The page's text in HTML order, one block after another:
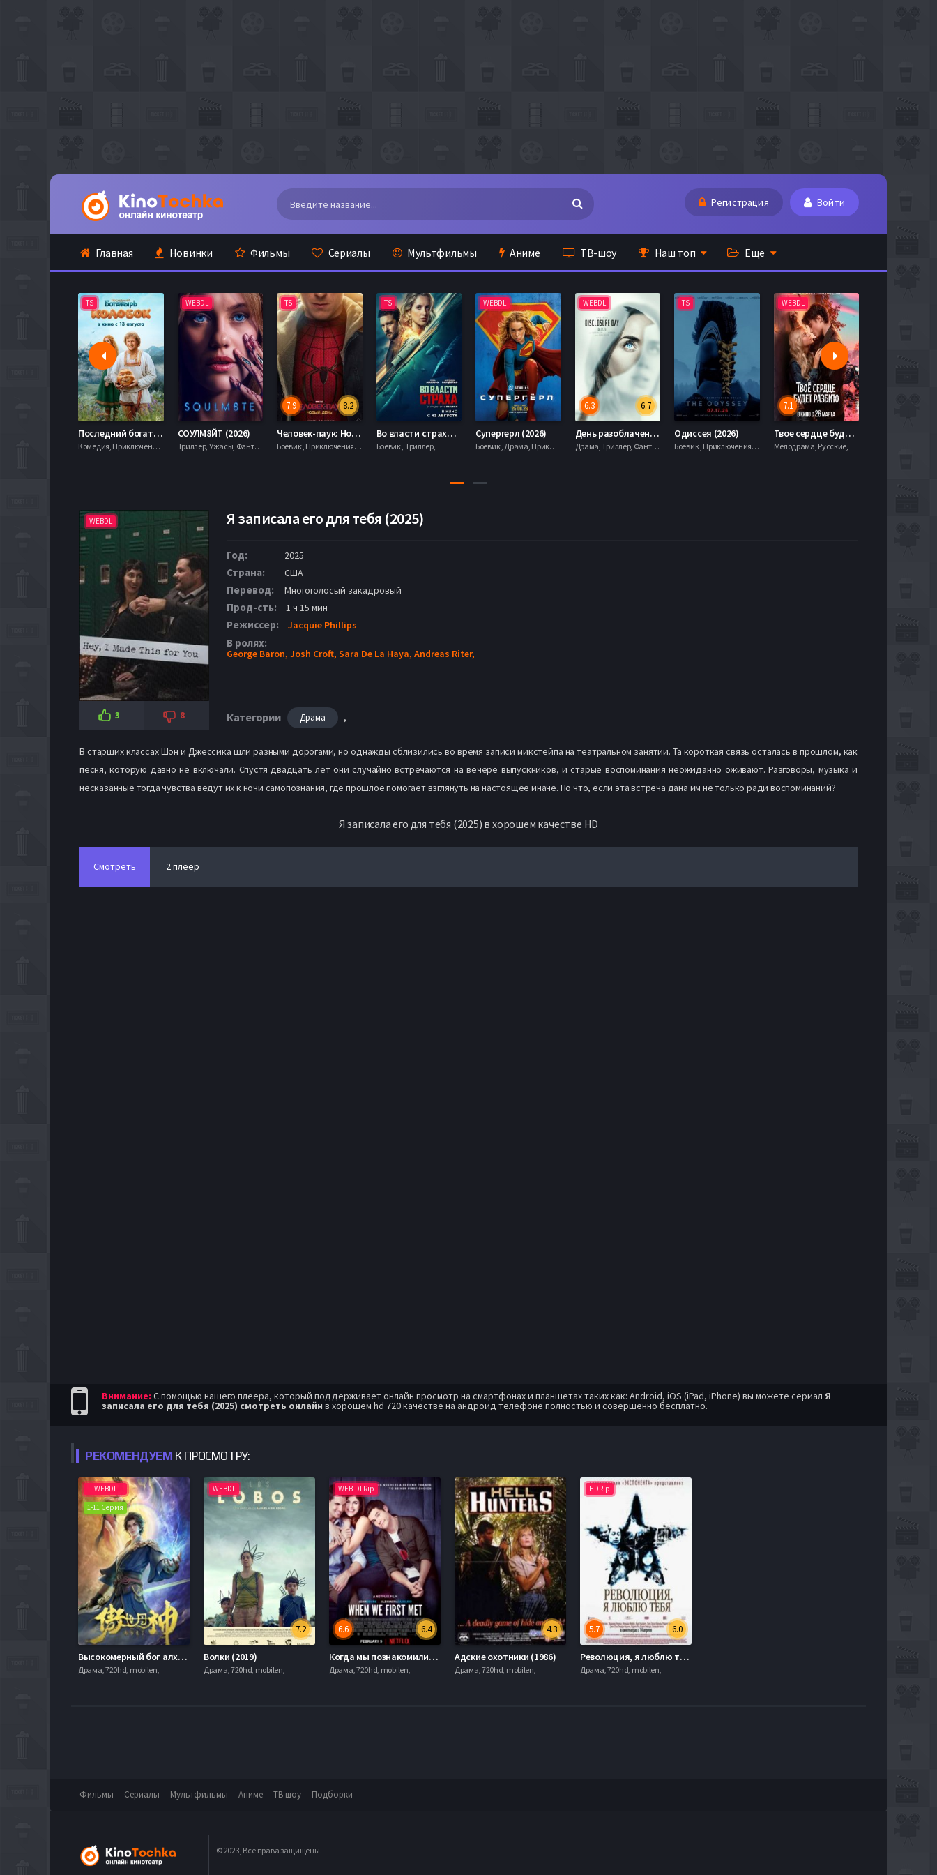
Регистрация Войти
Главная Новинки Фильмы Сериалы Мультфильмы Аниме ТВ-шоу Наш топ Еще
TS
Последний богатырь. Колобок (2026)
Комедия, Приключения, Фэнтези,
WEBDL
СОУЛМ8ЙТ (2026)
Триллер, Ужасы, Фантастика,
TS
8.2
7.9
Человек-паук: Новый день (2026)
Боевик , Приключения, Фантастика, Фэнтези,
TS
Во власти страха (2026)
Боевик , Триллер,
WEBDL
Супергерл (2026)
Боевик , Драма, Приключения, Фантастика,
WEBDL
6.7
6.3
День разоблачения (2026)
Драма, Триллер, Фантастика,
TS
Одиссея (2026)
Боевик , Приключения, Фэнтези,
WEBDL
7.1
Твое сердце будет разбито (2026)
Мелодрама, Русские,
WEBDL
3 8
Я записала его для тебя (2025)
Год: 2025
Страна: США
Перевод: Многоголосый закадровый
Прод-сть: 1 ч 15 мин
Режиссер: Jacquie Phillips
В ролях:
George Baron, Josh Croft, Sara De La Haya, Andreas Riter,
Категории Драма ,
В старших классах Шон и Джессика шли разными дорогами, но однажды сблизились во время записи микстейпа на театральном занятии. Та короткая связь осталась в прошлом, как
песня, которую давно не включали. Спустя двадцать лет они случайно встречаются на вечере выпускников, и старые воспоминания неожиданно оживают. Разговоры, музыка и
несказанные тогда чувства ведут их к ночи самопознания, где прошлое помогает взглянуть на настоящее иначе. Но что, если эта встреча дана им не только ради воспоминаний?
Я записала его для тебя (2025) в хорошем качестве HD
Смотреть 2 плеер
Внимание: С помощью нашего плеера, который поддерживает онлайн просмотр на смартфонах и планшетах таких как: Android, iOS (iPad, iPhone) вы можете сериал Я
записала его для тебя (2025) смотреть онлайн в хорошем hd 720 качестве на андроид телефоне полностью и совершенно бесплатно.
РЕКОМЕНДУЕМ К ПРОСМОТРУ:
WEBDL
1-11 Серия
Высокомерный бог алхимии (2025)
Драма, 720hd, mobilen,
WEBDL
7.2
Волки (2019)
Драма, 720hd, mobilen,
WEB-DLRip
6.4
6.6
Когда мы познакомились (2018)
Драма, 720hd, mobilen,
4.3
Адские охотники (1986)
Драма, 720hd, mobilen,
HDRip
6.0
5.7
Революция, я люблю тебя! (2010)
Драма, 720hd, mobilen,
Фильмы Сериалы Мультфильмы Аниме ТВ шоу Подборки
© 2023, Все права защищены.